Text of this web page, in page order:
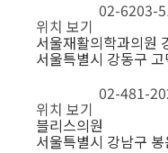
02-6203-
위치 보기
서울재활의학과의원
서울특별시 강동구
02-481-
위치 보기
블리스의원
서울특별시 강남구